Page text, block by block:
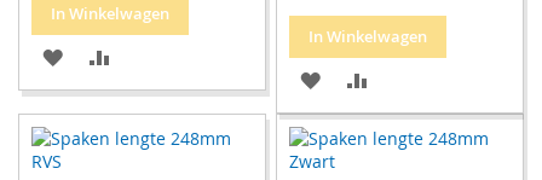
In Winkelwagen
VOEG
TOE
AAN
OM
TE
In Winkelwagen
VOEG
TOE
AAN
OM